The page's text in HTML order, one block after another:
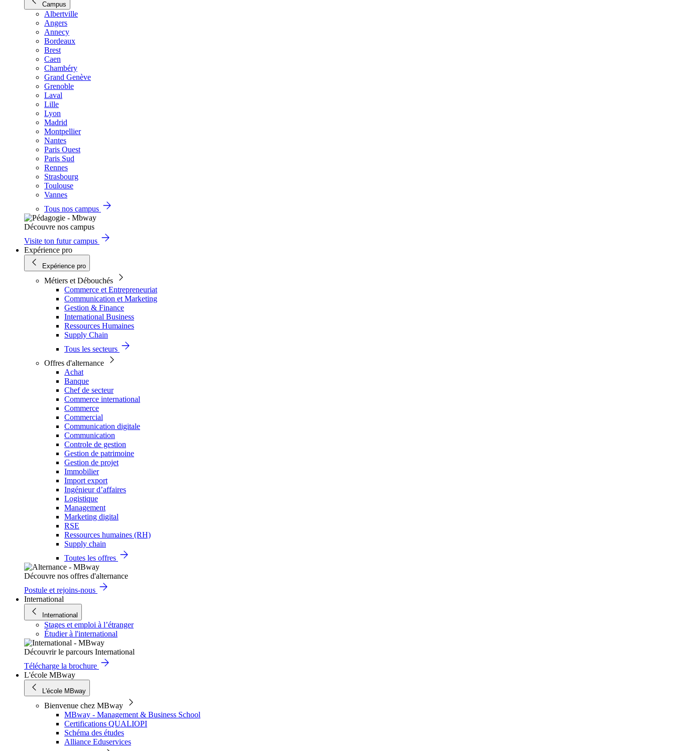
Campus
Albertville
Angers
Annecy
Bordeaux
Brest
Caen
Chambéry
Grand Genève
Grenoble
Laval
Lille
Lyon
Madrid
Montpellier
Nantes
Paris Ouest
Paris Sud
Rennes
Strasbourg
Toulouse
Vannes
Tous nos campus
Découvre nos campus
Visite ton futur campus
Expérience pro
Expérience pro
Métiers et Débouchés
Commerce et Entrepreneuriat
Communication et Marketing
Gestion & Finance
International Business
Ressources Humaines
Supply Chain
Tous les secteurs
Offres d'alternance
Achat
Banque
Chef de secteur
Commerce international
Commerce
Commercial
Communication digitale
Communication
Controle de gestion
Gestion de patrimoine
Gestion de projet
Immobilier
Import export
Ingénieur d’affaires
Logistique
Management
Marketing digital
RSE
Ressources humaines (RH)
Supply chain
Toutes les offres
Découvre nos offres d'alternance
Postule et rejoins-nous
International
International
Stages et emploi à l’étranger
Étudier à l'international
Découvrir le parcours International
Télécharge la brochure
L'école MBway
L'école MBway
Bienvenue chez MBway
MBway - Management & Business School
Certifications QUALIOPI
Schéma des études
Alliance Eduservices